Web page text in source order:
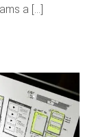
a [...]